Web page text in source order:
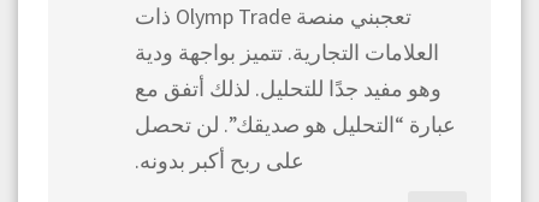
تعجبني منصة Olymp Trade ذات
العلامات التجارية. تتميز بواجهة ودية
وهو مفيد جدًا للتحليل. لذلك أتفق مع
عبارة “التحليل هو صديقك”. لن تحصل
على ربح أكبر بدونه.